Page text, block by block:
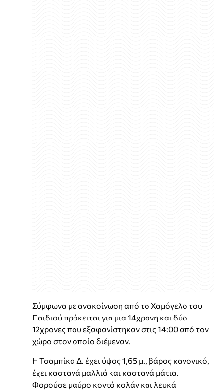
Σύμφωνα με ανακοίνωση από το Χαμόγελο του
Παιδιού πρόκειται για μια 14χρονη και δύο
12χρονες που εξαφανίστηκαν στις 14:00 από τον
χώρο στον οποίο διέμεναν.
Η Τσαμπίκα Δ. έχει ύψος 1,65 μ., βάρος κανονικό,
έχει καστανά μαλλιά και καστανά μάτια.
Φορούσε μαύρο κοντό κολάν και λευκά